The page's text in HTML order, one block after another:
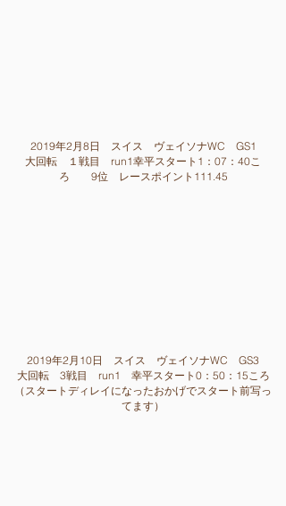
2019年2月8日 スイス ヴェイソナWC GS1
大回転 １戦目
run1幸平スタート1：07：40こ
ろ 9位 レースポイント111.45
2019年2月10日 スイス ヴェイソナWC GS3
大回転 3戦目 run1 幸平スタート0：50：15ころ
（スタートディレイになったおかげでスタート前写っ
てます）